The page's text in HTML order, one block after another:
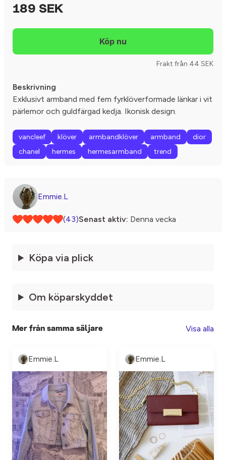
189 SEK
Frakt från 44 SEK
Beskrivning
Exklusivt armband med fem fyrklöverformade länkar i vit
pärlemor och guldfärgad kedja. Ikonisk design.
vancleef klöver armbandklöver armband
dior
chanel
hermes hermesarmband trend
Emmie.L
(43)Senast aktiv: Denna vecka
Köpa via plick
Om köparskyddet
Mer från samma säljare Visa alla
Emmie.L Emmie.L